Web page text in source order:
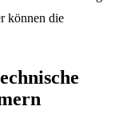
können die